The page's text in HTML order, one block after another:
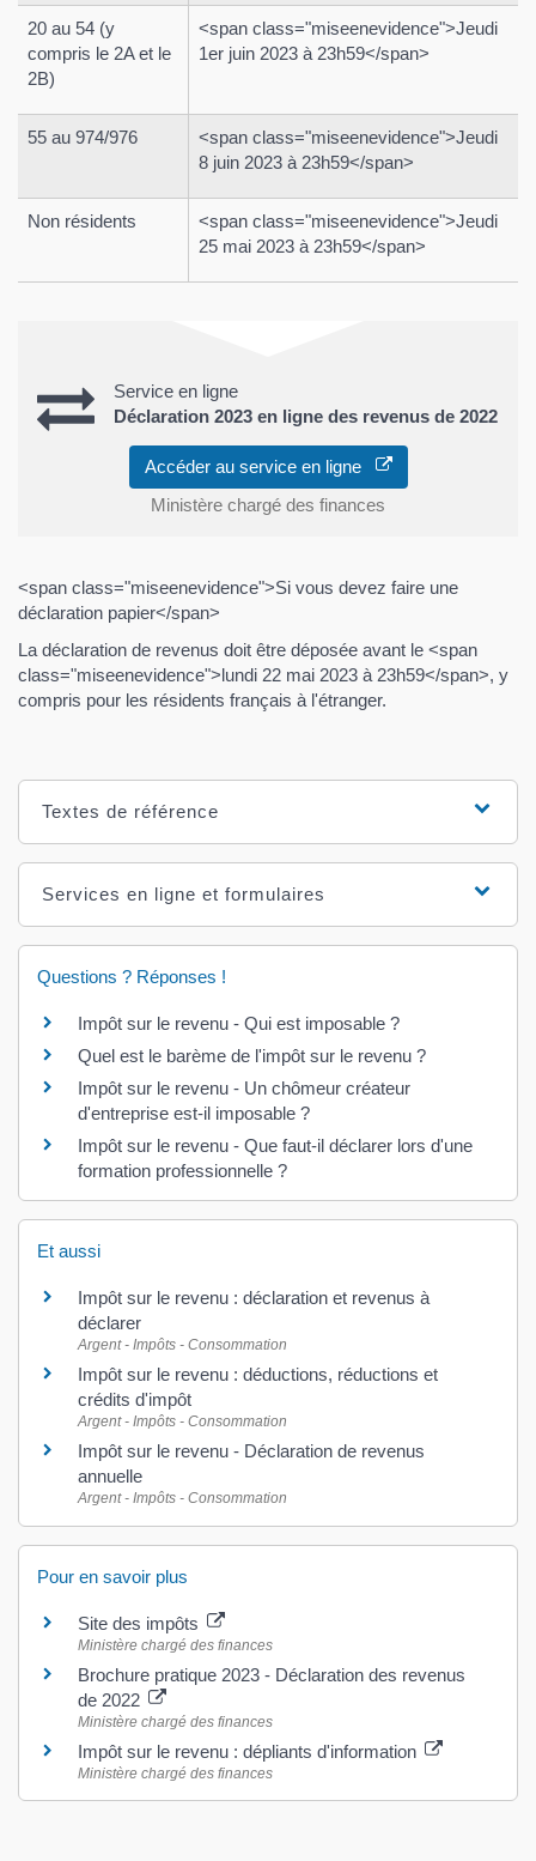
20 au 54 (y
compris le 2A et le
2B)
<span class="miseenevidence">Jeudi
1er juin 2023 à 23h59</span>
55 au 974/976
<span class="miseenevidence">Jeudi
8 juin 2023 à 23h59</span>
Non résidents
<span class="miseenevidence">Jeudi
25 mai 2023 à 23h59</span>
Service en ligne
Déclaration 2023 en ligne des revenus de 2022
Accéder au service en ligne
Ministère chargé des finances
<span class="miseenevidence">Si vous devez faire une
déclaration papier</span>
La déclaration de revenus doit être déposée avant le <span
class="miseenevidence">lundi 22 mai 2023 à 23h59</span>, y
compris pour les résidents français à l'étranger.
Textes de référence
Services en ligne et formulaires
Questions ? Réponses !
Impôt sur le revenu - Qui est imposable ?
Quel est le barème de l'impôt sur le revenu ?
Impôt sur le revenu - Un chômeur créateur
d'entreprise est-il imposable ?
Impôt sur le revenu - Que faut-il déclarer lors d'une
formation professionnelle ?
Et aussi
Impôt sur le revenu : déclaration et revenus à
déclarer
Argent - Impôts - Consommation
Impôt sur le revenu : déductions, réductions et
crédits d'impôt
Argent - Impôts - Consommation
Impôt sur le revenu - Déclaration de revenus
annuelle
Argent - Impôts - Consommation
Pour en savoir plus
Site des impôts
Ministère chargé des finances
Brochure pratique 2023 - Déclaration des revenus
de 2022
Ministère chargé des finances
Impôt sur le revenu : dépliants d'information
Ministère chargé des finances